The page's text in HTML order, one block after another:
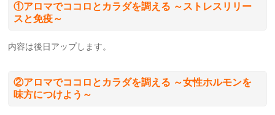
①アロマでココロとカラダを調える ～ストレスリリー
スと免疫～
内容は後日アップします。
②アロマでココロとカラダを調える ～女性ホルモンを
味方につけよう～